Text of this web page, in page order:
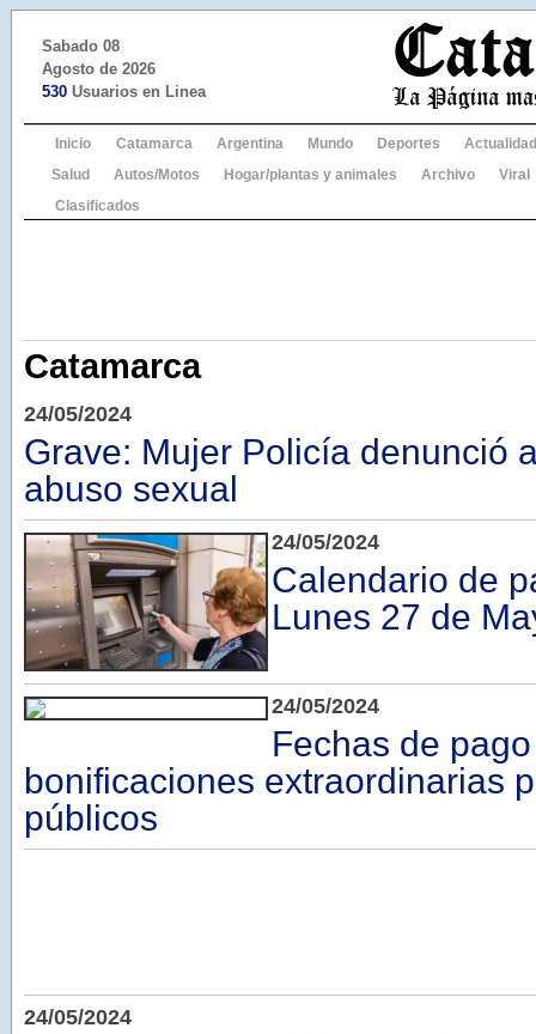
Sabado 08
Agosto de 2026
530 Usuarios en Linea
Inicio Catamarca Argentina Mundo Deportes
Actualidad
Salud
Autos/Motos Hogar/plantas y animales Archivo
Viral
Clasificados
Catamarca
24/05/2024
Grave: Mujer Policía denunció
abuso sexual
24/05/2024
Calendario de
Lunes 27 de
24/05/2024
Fechas de
bonificaciones extraordinarias
públicos
24/05/2024